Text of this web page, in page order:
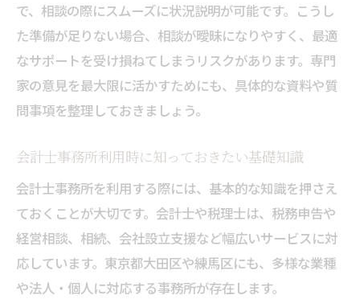
で、相談の際にスムーズに状況説明が可能です。こうし
た準備が足りない場合、相談が曖昧になりやすく、最適
なサポートを受け損ねてしまうリスクがあります。専門
家の意見を最大限に活かすためにも、具体的な資料や質
問事項を整理しておきましょう。
会計士事務所利用時に知っておきたい基礎知識
会計士事務所を利用する際には、基本的な知識を押さえ
ておくことが大切です。会計士や税理士は、税務申告や
経営相談、相続、会社設立支援など幅広いサービスに対
応しています。東京都大田区や練馬区にも、多様な業種
や法人・個人に対応する事務所が存在します。